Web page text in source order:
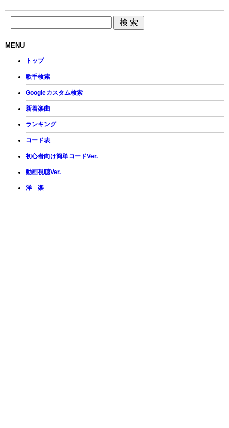
MENU
トップ
歌手検索
Googleカスタム検索
新着楽曲
ランキング
コード表
初心者向け簡単コードVer.
動画視聴Ver.
洋 楽